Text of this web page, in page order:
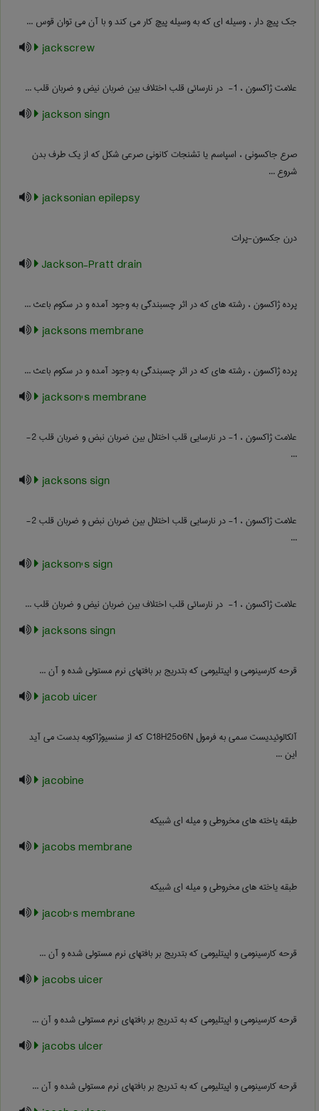
جک پیچ دار ، وسیله ای که به وسیله پیچ کار می کند و با آن می توان قوس ...
jackscrew
علامت ژاکسون ، ‎ -1 در نارسائی قلب اختلاف بین ضربان نیض و ضربان قلب ...
jackson singn
صرع جاکسونی ، اسپاسم یا تشنجات کانونی صرعی شکل که از یک طرف بدن
شروع ...
jacksonian epilepsy
درن جکسون-پرات
Jackson-Pratt drain
پرده ژاکسون ، رشته های که در اثر چسبندگی به وجود آمده و در سکوم باعث ...
jacksons membrane
پرده ژاکسون ، رشته های که در اثر چسبندگی به وجود آمده و در سکوم باعث ...
jackson's membrane
علامت ژاکسون ، 1- در نارسایی قلب اختلال بین ضربان نبض و ضربان قلب 2-
...
jacksons sign
علامت ژاکسون ، 1- در نارسایی قلب اختلال بین ضربان نبض و ضربان قلب 2-
...
jackson's sign
علامت ژاکسون ، ‎ -1 در نارسائی قلب اختلاف بین ضربان نیض و ضربان قلب ...
jacksons singn
قرحه کارسینومی و اپیتلیومی که بتدریج بر بافتهای نرم مستولی شده و آن ...
jacob uicer
آلکالوئیدیست سمی به فرمول C18H25o6N که از سنسیوژاکوبه بدست می آید
این ...
jacobine
طبقه یاخته های مخروطی و میله ای شبیکه
jacobs membrane
طبقه یاخته های مخروطی و میله ای شبیکه
jacob's membrane
قرحه کارسینومی و اپیتلیومی که بتدریج بر بافتهای نرم مستولی شده و آن ...
jacobs uicer
قرحه کارسینومی و اپیتلیومی که به تدریج بر بافتهای نرم مستولی شده و آن ...
jacobs ulcer
قرحه کارسینومی و اپیتلیومی که به تدریج بر بافتهای نرم مستولی شده و آن ...